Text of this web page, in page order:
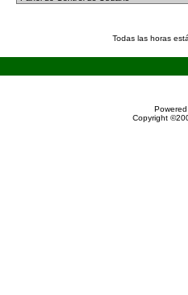
Todas las horas
Copyright